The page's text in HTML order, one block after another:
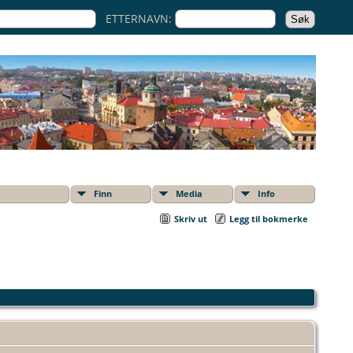
ETTERNAVN:
Finn Media Info
Skriv ut Legg til bokmerke